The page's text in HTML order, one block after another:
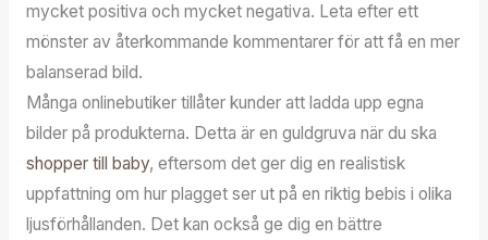
mycket positiva och mycket negativa. Leta efter ett
mönster av återkommande kommentarer för att få en mer
balanserad bild.
Många onlinebutiker tillåter kunder att ladda upp egna
bilder på produkterna. Detta är en guldgruva när du ska
shopper till baby, eftersom det ger dig en realistisk
uppfattning om hur plagget ser ut på en riktig bebis i olika
ljusförhållanden. Det kan också ge dig en bättre